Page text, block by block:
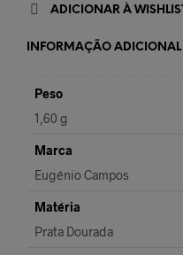
ADICIONAR À WISHLIST
INFORMAÇÃO ADICIONAL
Peso
1,60 g
Marca
Eugénio Campos
Matéria
Prata Dourada